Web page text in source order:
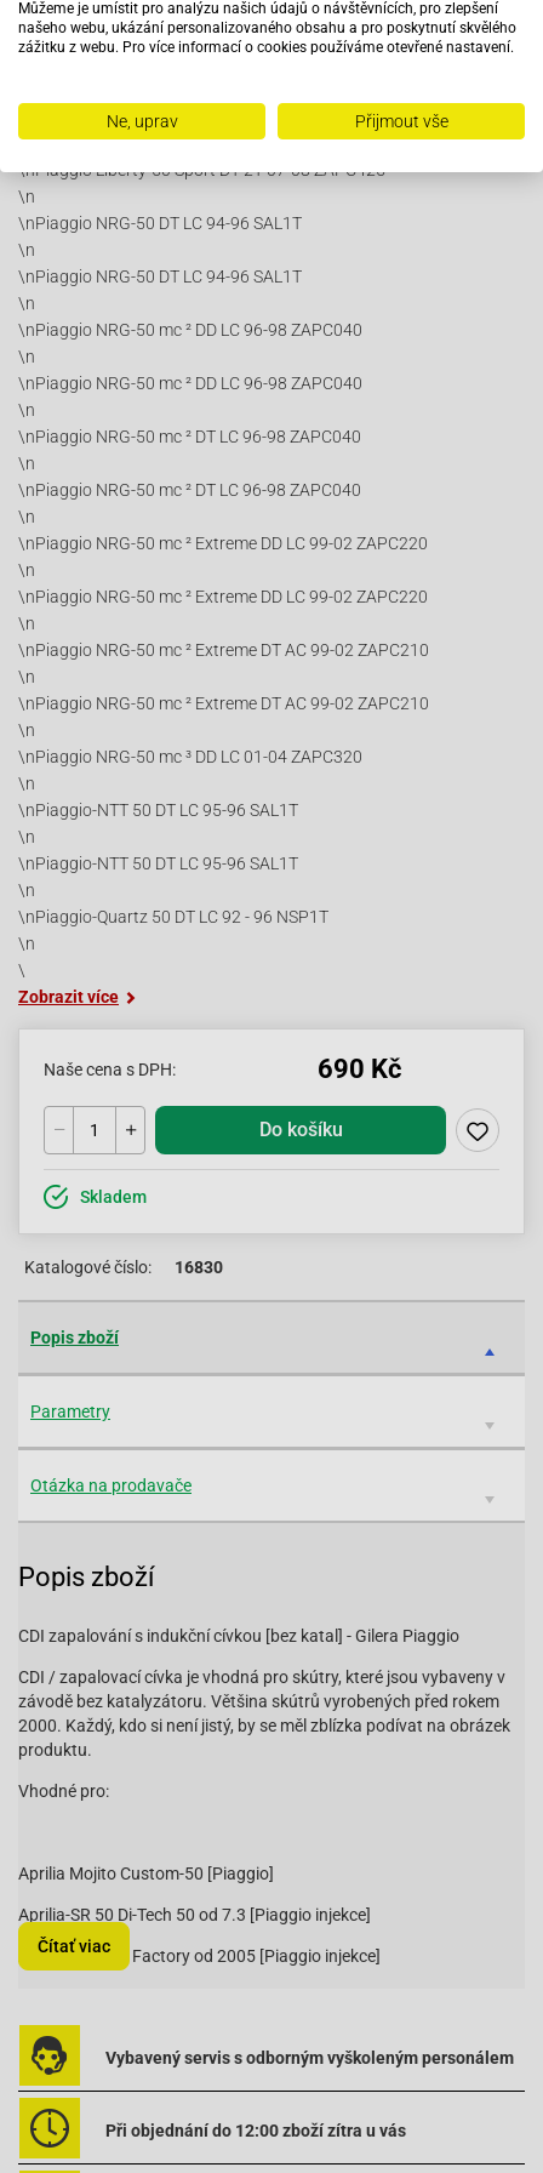
\nPiaggio Liberty 50 RST-DT 2T 04-06 ZAPC421
\n
\nPiaggio Liberty-50 Sport DT 2T 07-08 ZAPC425
\n
\nPiaggio Liberty-50 Sport DT 2T 07-08 ZAPC425
\n
\nPiaggio NRG-50 DT LC 94-96 SAL1T
\n
\nPiaggio NRG-50 DT LC 94-96 SAL1T
\n
\nPiaggio NRG-50 mc ² DD LC 96-98 ZAPC040
\n
\nPiaggio NRG-50 mc ² DD LC 96-98 ZAPC040
\n
\nPiaggio NRG-50 mc ² DT LC 96-98 ZAPC040
\n
\nPiaggio NRG-50 mc ² DT LC 96-98 ZAPC040
\n
\nPiaggio NRG-50 mc ² Extreme DD LC 99-02 ZAPC220
\n
\nPiaggio NRG-50 mc ² Extreme DD LC 99-02 ZAPC220
\n
\nPiaggio NRG-50 mc ² Extreme DT AC 99-02 ZAPC210
\n
\nPiaggio NRG-50 mc ² Extreme DT AC 99-02 ZAPC210
\n
\nPiaggio NRG-50 mc ³ DD LC 01-04 ZAPC320
\n
\nPiaggio-NTT 50 DT LC 95-96 SAL1T
\n
\nPiaggio-NTT 50 DT LC 95-96 SAL1T
\n
\nPiaggio-Quartz 50 DT LC 92 - 96 NSP1T
\n
\
Zobrazit více
Naše cena s DPH: 690 Kč
Do košíku
Skladem
Katalogové číslo: 16830
Popis zboží
Parametry
Otázka na prodavače
Popis zboží
CDI zapalování s indukční cívkou [bez katal] - Gilera Piaggio
CDI / zapalovací cívka je vhodná pro skútry, které jsou vybaveny v
závodě bez katalyzátoru. Většina skútrů vyrobených před rokem
2000. Každý, kdo si není jistý, by se měl zblízka podívat na obrázek
produktu.
Vhodné pro:
Aprilia Mojito Custom-50 [Piaggio]
Aprilia-SR 50 Di-Tech 50 od 7.3 [Piaggio injekce]
Aprilia-SR 50 R Factory od 2005 [Piaggio injekce]
Aprilia-SR 50 Racing od 07/2003 [Piaggio Motor]
Aprilia-SR 50 Sport od 07/2003 [Piaggio Motor]
Aprilia-SR 50 Street [Piaggio Motor]
Gilera DNA-50
Čítať viac
Vybavený servis s odborným vyškoleným personálem
Při objednání do 12:00 zboží zítra u vás
Můžeme je umístit pro analýzu našich údajů o návštěvnících, pro zlepšení
našeho webu, ukázání personalizovaného obsahu a pro poskytnutí skvělého
zážitku z webu. Pro více informací o cookies používáme otevřené nastavení.
Ne, uprav Přijmout vše